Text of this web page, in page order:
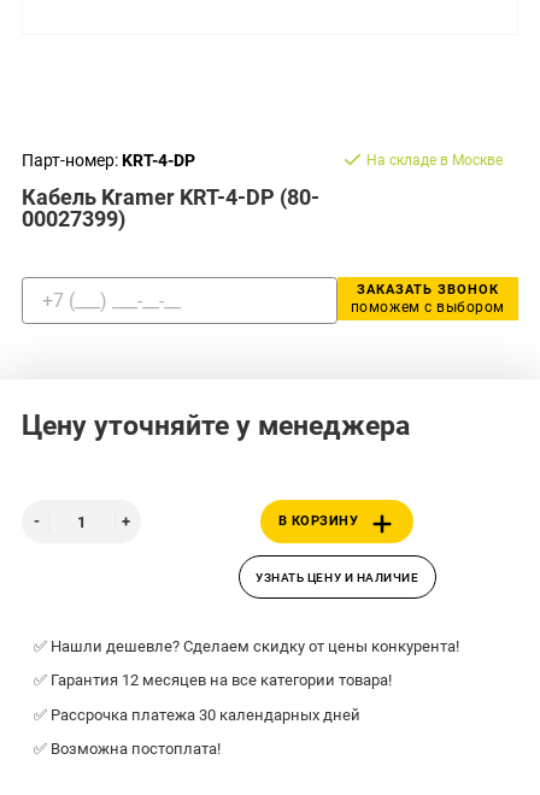
Парт-номер:KRT-4-DP
Кабель Kramer KRT-4-DP (80-
00027399)
На складе в Москве
ЗАКАЗАТЬ ЗВОНОК
поможем с выбором
Цену уточняйте у менеджера
В КОРЗИНУ
УЗНАТЬ ЦЕНУ И НАЛИЧИЕ
✅ Нашли дешевле? Сделаем скидку от цены конкурента!
✅ Гарантия 12 месяцев на все категории товара!
✅ Рассрочка платежа 30 календарных дней
✅ Возможна постоплата!